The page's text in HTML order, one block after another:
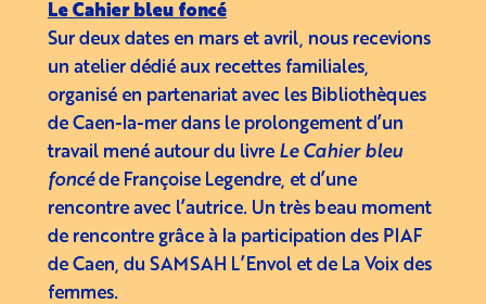
Le Cahier bleu foncé
Sur deux dates en mars et avril, nous recevions
un atelier dédié aux recettes familiales,
organisé en partenariat avec les Bibliothèques
de Caen-la-mer dans le prolongement d’un
travail mené autour du livre Le Cahier bleu
foncéde Françoise Legendre, et d’une
rencontre avec l’autrice. Un très beau moment
de rencontre grâce à la participation des PIAF
de Caen, du SAMSAH L’Envol et de La Voix des
femmes.